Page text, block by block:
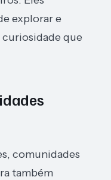
explorar e
que
comunidades
também